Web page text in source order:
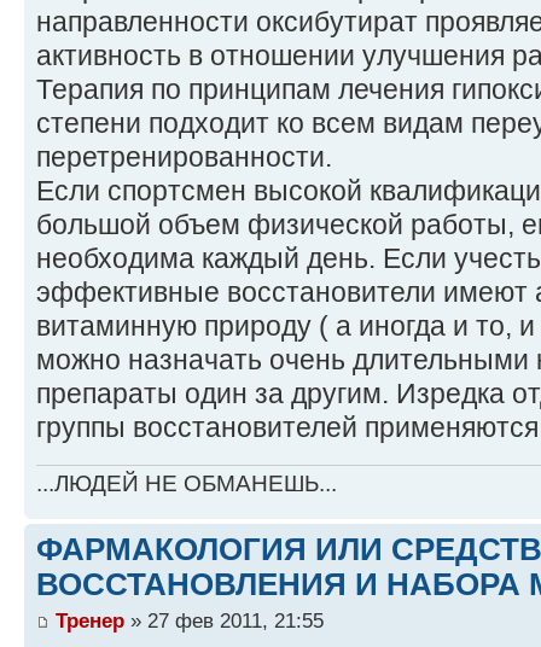
направленности оксибутират
активность в отношении улучшения
Терапия по принципам лечения
степени подходит ко всем видам
перетренированности.
Если спортсмен высокой
большой объем физической работы,
необходима каждый день. Если
эффективные восстановители имеют
витаминную природу ( а иногда и то,
можно назначать очень длительными
препараты один за другим. Изредка
группы восстановителей
...ЛЮДЕЙ НЕ ОБМАНЕШЬ...
ФАРМАКОЛОГИЯ ИЛИ
ВОССТАНОВЛЕНИЯ И НАБОРА
Тренер » 27 фев 2011, 21:55